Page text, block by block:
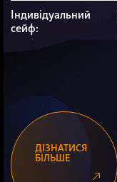
Індивідуальний
сейф:
ДІЗНАТИСЯ
БІЛЬШЕ